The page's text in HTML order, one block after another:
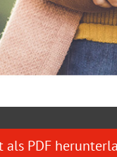
als PDF